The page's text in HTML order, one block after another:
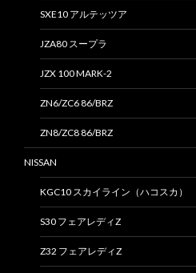
SXE10 アルテッツア
JZA80 スープラ
JZX 100 MARK-2
ZN6/ZC6 86/BRZ
ZN8/ZC8 86/BRZ
NISSAN
KGC10 スカイライン（ハコスカ）
S30 フェアレディZ
Z32 フェアレディZ